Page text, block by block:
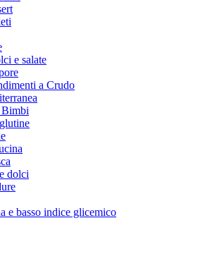
e salate
a Crudo
Bimbi
dolci
e basso indice glicemico